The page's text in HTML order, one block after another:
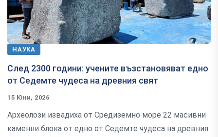
НАУКА
След 2300 години: учените възстановяват едно
от Седемте чудеса на древния свят
15 Юни, 2026
Археолози извадиха от Средиземно море 22 масивни
каменни блока от едно от Седемте чудеса на древния